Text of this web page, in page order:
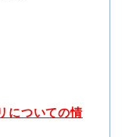
についての情